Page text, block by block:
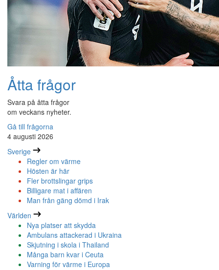
Åtta frågor
Svara på åtta frågor
om veckans nyheter.
Gå till frågorna
4 augusti 2026
Sverige
Regler om värme
Hösten är här
Fler brottslingar grips
Billigare mat i affären
Man från gäng dömd i Irak
Världen
Nya platser att skydda
Ambulans attackerad i Ukraina
Skjutning i skola i Thailand
Många barn kvar i Ceuta
Varning för värme i Europa